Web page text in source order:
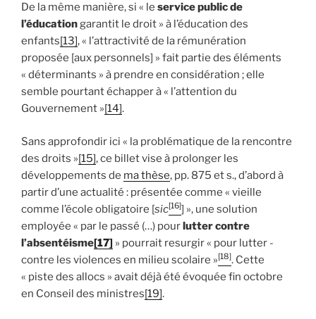
De la même manière, si « le service public de
l’éducationgarantit le droit » à l’éducation des
enfants[13], « l’attractivité de la rémunération
proposée [aux personnels] » fait partie des éléments
« déterminants » à prendre en considération ; elle
semble pourtant échapper à « l’attention du
Gouvernement »[14].
Sans approfondir ici « la problématique de la rencontre
des droits »[15], ce billet vise à prolonger les
développements de ma thèse, pp. 875 et s., d’abord à
partir d’une actualité : présentée comme « vieille
comme l’école obligatoire [sic[16]] », une solution
employée « par le passé (…) pourlutter contre
l’absentéisme[17] » pourrait resurgir « pour lutter ­
contre les violences en milieu scolaire »[18]. Cette
« piste des allocs » avait déjà été évoquée fin octobre
en Conseil des ministres[19].